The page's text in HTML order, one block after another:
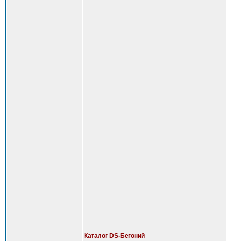
Каталог DS-Бегоний